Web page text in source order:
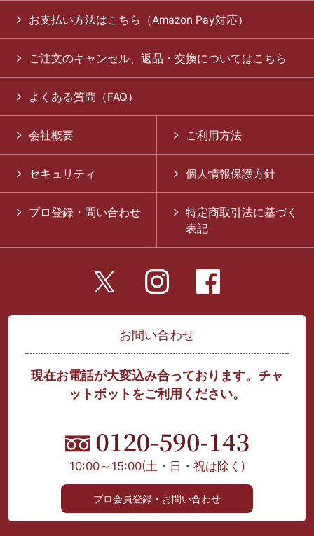
お支払い方法はこちら（Amazon Pay対応）
ご注文のキャンセル、返品・交換についてはこちら
よくある質問（FAQ）
会社概要 ご利用方法
セキュリティ 個人情報保護方針
プロ登録・問い合わせ
特定商取引法に基づく
表記
お問い合わせ
現在お電話が大変込み合っております。チャ
ットボットをご利用ください。
10:00～15:00(土・日・祝は除く)
プロ会員登録・お問い合わせ